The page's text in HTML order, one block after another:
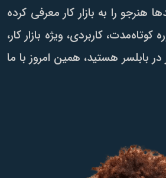
هنرجو را به بازار کار معرفی کرده
کاربردی، ویژه بازار کار،
بابلسر هستید، همین امروز با ما